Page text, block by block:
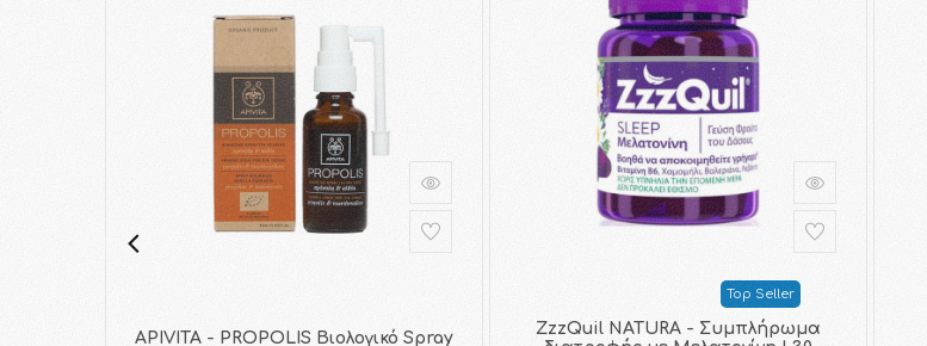
COVID-19
APIVITA - PROPOLIS Βιολογικό Spray
Top Seller
ZzzQuil NATURA - Συμπλήρωμα